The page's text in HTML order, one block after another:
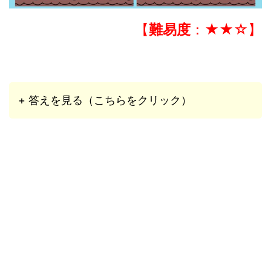
【難易度 ：★★☆】
+ 答えを見る（こちらをクリック）